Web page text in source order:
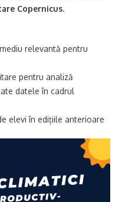
Copernicus.
relevantă pentru
pentru analiză
datele în cadrul
elevi în edițiile anterioare